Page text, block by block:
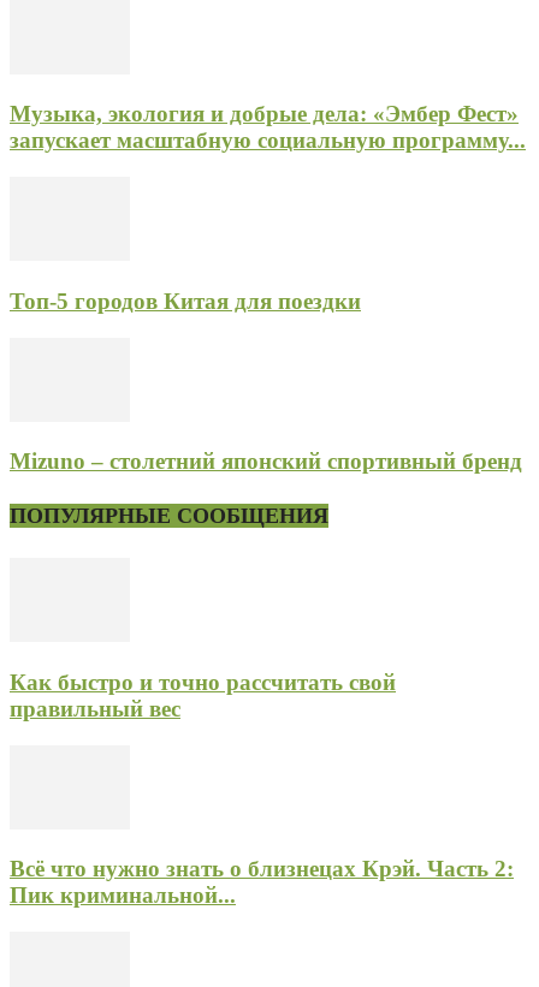
Музыка, экология и добрые дела: «Эмбер Фест»
запускает масштабную социальную программу...
Топ-5 городов Китая для поездки
Mizuno – столетний японский спортивный бренд
ПОПУЛЯРНЫЕ СООБЩЕНИЯ
Как быстро и точно рассчитать свой
правильный вес
Всё что нужно знать о близнецах Крэй. Часть 2:
Пик криминальной...